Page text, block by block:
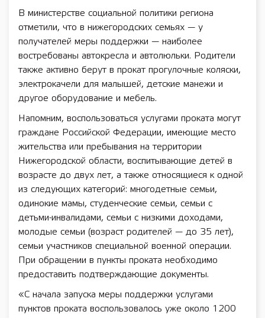
В министерстве социальной политики региона
отметили, что в нижегородских семьях — у
получателей меры поддержки — наиболее
востребованы автокресла и автолюльки. Родители
также активно берут в прокат прогулочные коляски,
электрокачели для малышей, детские манежи и
другое оборудование и мебель.
Напомним, воспользоваться услугами проката могут
граждане Российской Федерации, имеющие место
жительства или пребывания на территории
Нижегородской области, воспитывающие детей в
возрасте до двух лет, а также относящиеся к одной
из следующих категорий: многодетные семьи,
одинокие мамы, студенческие семьи, семьи с
детьми-инвалидами, семьи с низкими доходами,
молодые семьи (возраст родителей — до 35 лет),
семьи участников специальной военной операции.
При обращении в пункты проката необходимо
предоставить подтверждающие документы.
«С начала запуска меры поддержки услугами
пунктов проката воспользовалось уже около 1200